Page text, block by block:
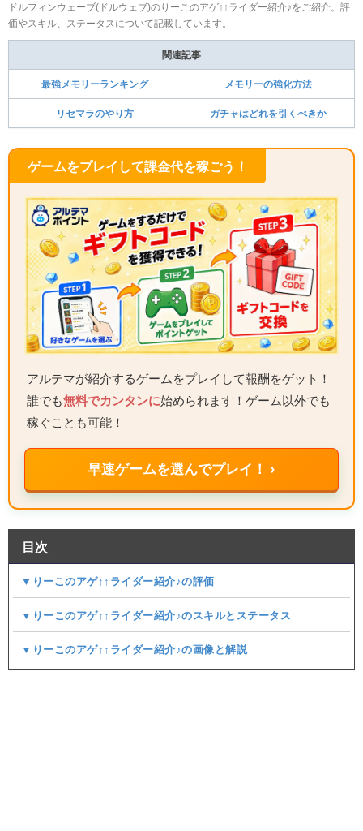
ドルフィンウェーブ(ドルウェブ)のりーこのアゲ↑↑ライダー紹介♪をご紹介。評
価やスキル、ステータスについて記載しています。
関連記事
最強メモリーランキング メモリーの強化方法
リセマラのやり方 ガチャはどれを引くべきか
ゲームをプレイして課金代を稼ごう！
アルテマが紹介するゲームをプレイして報酬をゲット！
誰でも無料でカンタンに始められます！ゲーム以外でも
稼ぐことも可能！
早速ゲームを選んでプレイ！ ›
目次
▼りーこのアゲ↑↑ライダー紹介♪の評価
▼りーこのアゲ↑↑ライダー紹介♪のスキルとステータス
▼りーこのアゲ↑↑ライダー紹介♪の画像と解説